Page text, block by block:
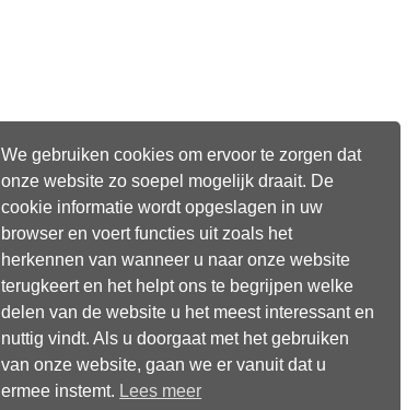
We gebruiken cookies om ervoor te zorgen dat
onze website zo soepel mogelijk draait. De
cookie informatie wordt opgeslagen in uw
browser en voert functies uit zoals het
herkennen van wanneer u naar onze website
terugkeert en het helpt ons te begrijpen welke
delen van de website u het meest interessant en
nuttig vindt. Als u doorgaat met het gebruiken
van onze website, gaan we er vanuit dat u
ermee instemt. Lees meer